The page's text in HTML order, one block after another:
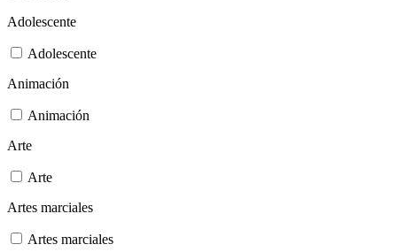
Adolescente
Adolescente
Animación
Animación
Arte
Arte
Artes marciales
Artes marciales